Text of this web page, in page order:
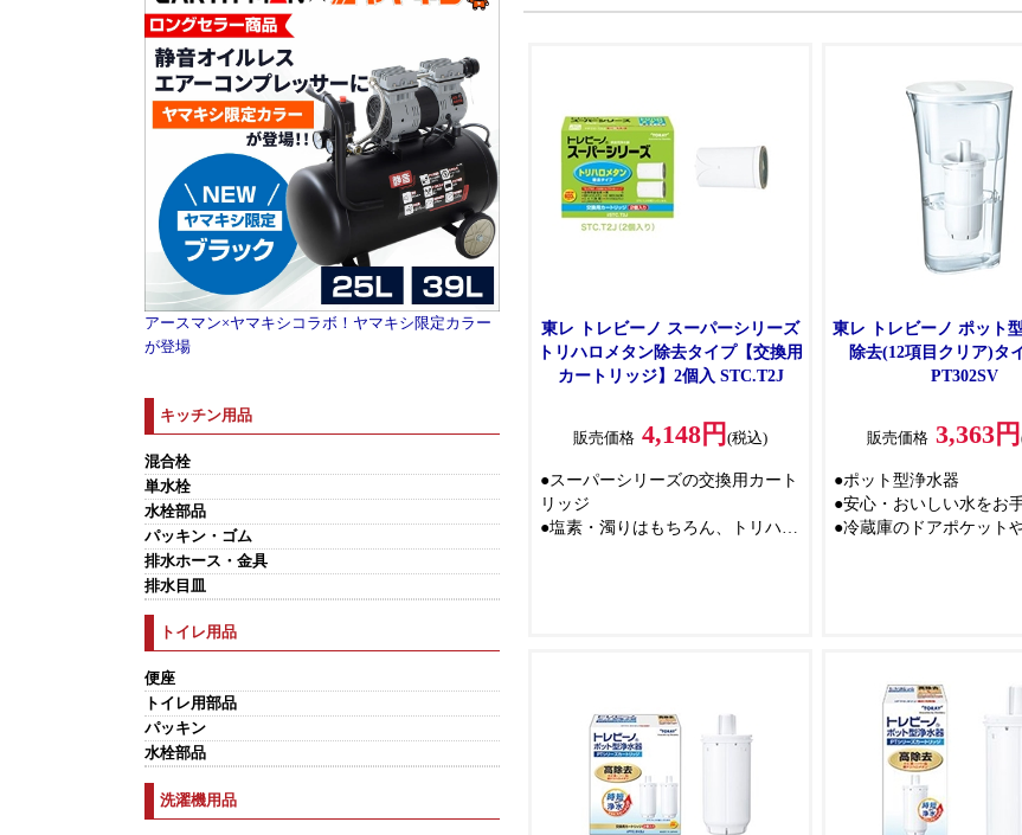
アースマン×ヤマキシコラボ！ヤマキシ限定カラー
が登場
キッチン用品
混合栓
単水栓
水栓部品
パッキン・ゴム
排水ホース・金具
排水目皿
トイレ用品
便座
トイレ用部品
パッキン
水栓部品
洗濯機用品
東レ トレビーノ スーパーシリーズ
トリハロメタン除去タイプ【交換用
カートリッジ】2個入 STC.T2J
販売価格 4,148円(税込)
●スーパーシリーズの交換用カート
リッジ
●塩素・濁りはもちろん、トリハロ
東レ トレビーノ ポット
除去(12項目クリア)タイプ
PT302SV
販売価格 3,363円
●ポット型浄水器
●安心・おいしい水をお
●冷蔵庫のドアポケット
つの動作の安定性を考え
プのライン
●利便性と美しさを兼ね
ートデザインに仕上げま